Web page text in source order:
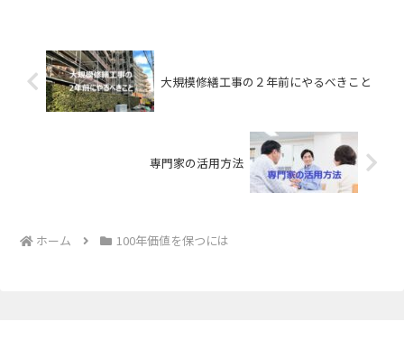
大規模修繕工事の２年前にやるべきこと
専門家の活用方法
ホーム 100年価値を保つには